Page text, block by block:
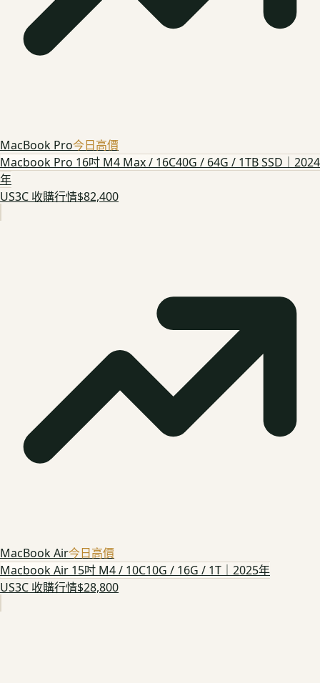
MacBook Pro今日高價
Macbook Pro 16吋 M4 Max / 16C40G / 64G / 1TB SSD｜2024
年
US3C 收購行情$82,400
MacBook Air今日高價
Macbook Air 15吋 M4 / 10C10G / 16G / 1T｜2025年
US3C 收購行情$28,800